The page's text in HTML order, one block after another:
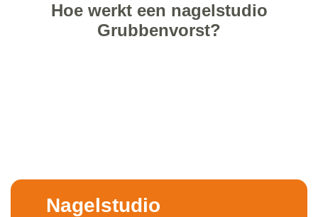
Hoe werkt een nagelstudio
Grubbenvorst?
Nagelstudio